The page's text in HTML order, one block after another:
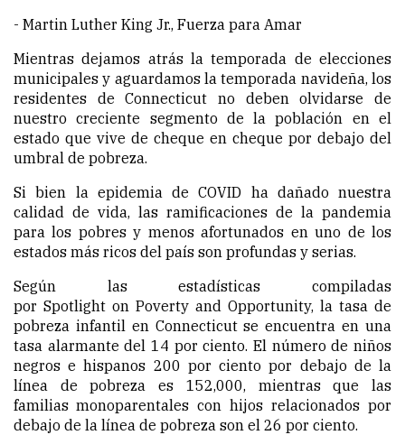
- Martin Luther King Jr., Fuerza para Amar
Mientras dejamos atrás la temporada de elecciones
municipales y aguardamos la temporada navideña, los
residentes de Connecticut no deben olvidarse de
nuestro creciente segmento de la población en el
estado que vive de cheque en cheque por debajo del
umbral de pobreza.
Si bien la epidemia de COVID ha dañado nuestra
calidad de vida, las ramificaciones de la pandemia
para los pobres y menos afortunados en uno de los
estados más ricos del país son profundas y serias.
Según las estadísticas compiladas
por Spotlight on Poverty and Opportunity, la tasa de
pobreza infantil en Connecticut se encuentra en una
tasa alarmante del 14 por ciento. El número de niños
negros e hispanos 200 por ciento por debajo de la
línea de pobreza es 152,000, mientras que las
familias monoparentales con hijos relacionados por
debajo de la línea de pobreza son el 26 por ciento.